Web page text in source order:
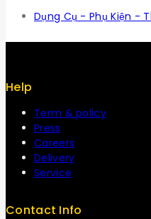
Dụng Cụ - Phụ Kiện -
Help
Term & policy
Press
Careers
Delivery
Service
Contact Info